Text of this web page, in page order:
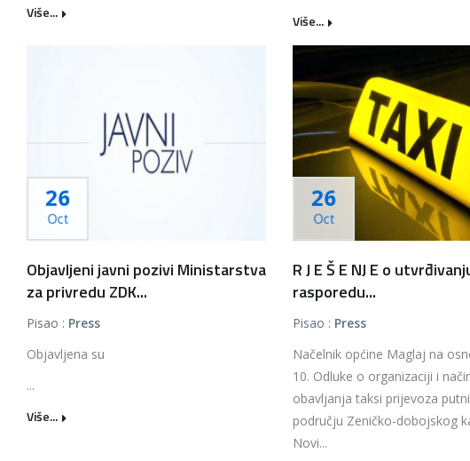
Više... Više...
26
Oct
Objavljeni javni pozivi Ministarstva
za privredu ZDK...
Pisao : Press
Objavljena su
...
Više...
26
Oct
R J E Š E NJ E o
rasporedu...
Pisao : Press
Načelnik općine Maglaj na
10. Odluke o organizaciji i
obavljanja taksi prijevoza
području Zeničko-dobojskog
Novi...